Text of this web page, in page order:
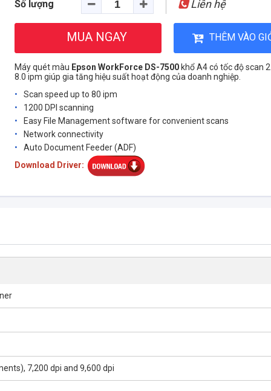
Số lượng Liên hệ
MUA NGAY THÊM VÀO
Máy quét màu Epson WorkForce DS-7500 khổ A4 có tốc độ scan
8.0 ipm giúp gia tăng hiệu suất hoạt động của doanh nghiệp.
Scan speed up to 80 ipm
1200 DPI scanning
Easy File Management software for convenient scans
Network connectivity
Auto Document Feeder (ADF)
Download Driver:
7,200 dpi and 9,600 dpi